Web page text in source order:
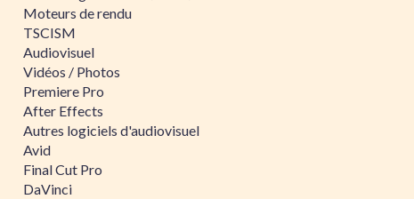
Moteurs de rendu
TSCISM
Audiovisuel
Vidéos / Photos
Premiere Pro
After Effects
Autres logiciels d'audiovisuel
Avid
Final Cut Pro
DaVinci